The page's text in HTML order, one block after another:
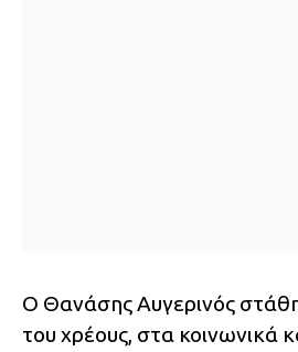
Ο Θανάσης Αυγερινός
του χρέους, στα κοινωνικά